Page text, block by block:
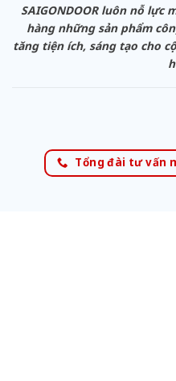
SAIGONDOOR luôn nỗ lực
hàng những sản phẩm
tăng tiện ích, sáng tạo cho
Tổng đài tư vấn